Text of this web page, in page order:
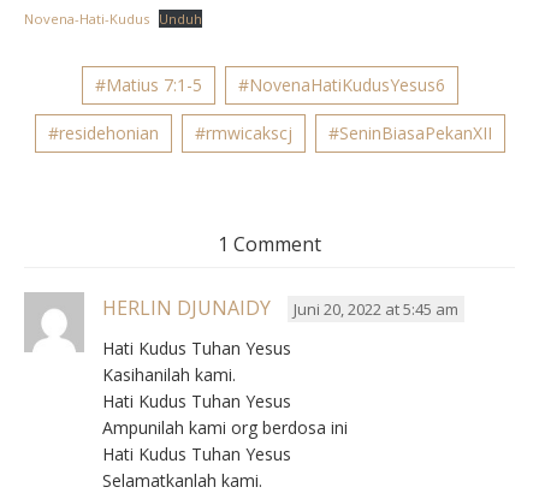
Novena-Hati-Kudus Unduh
#Matius 7:1-5 #NovenaHatiKudusYesus6
#residehonian #rmwicakscj #SeninBiasaPekanXII
1 Comment
HERLIN DJUNAIDY Juni 20, 2022 at 5:45 am
Hati Kudus Tuhan Yesus
Kasihanilah kami.
Hati Kudus Tuhan Yesus
Ampunilah kami org berdosa ini
Hati Kudus Tuhan Yesus
Selamatkanlah kami.